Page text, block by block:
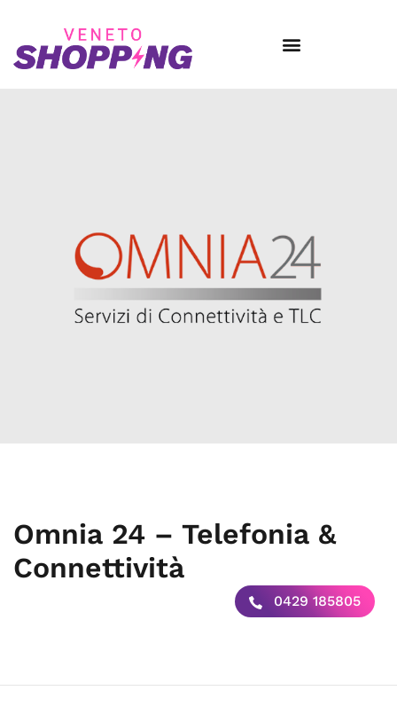
Omnia 24 – Telefonia &
Connettività
0429 185805